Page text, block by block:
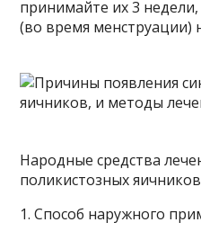
принимайте их 3
(во время менструации)
Народные средства
поликистозных яичников
1. Способ наружного